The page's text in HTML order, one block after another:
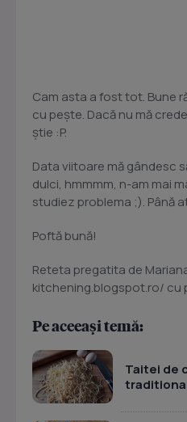
Cam asta a fost tot. Bune
cu pește. Dacă nu mă
știe :P.
Data viitoare mă gândesc
dulci, hmmmm, n-am mai
studiez problema ;). Până
Poftă bună!
Reteta pregatita de
kitchening.blogspot.ro/ cu
Pe aceeași temă:
Taitei de